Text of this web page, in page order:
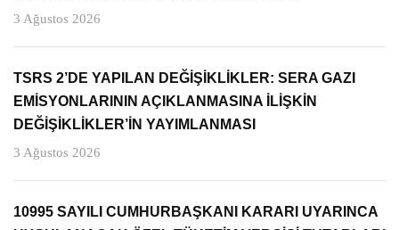
3 Ağustos 2026
TSRS 2’DE YAPILAN DEĞİŞİKLİKLER: SERA GAZI
EMİSYONLARININ AÇIKLANMASINA İLİŞKİN
DEĞİŞİKLİKLER’İN YAYIMLANMASI
3 Ağustos 2026
10995 SAYILI CUMHURBAŞKANI KARARI UYARINCA